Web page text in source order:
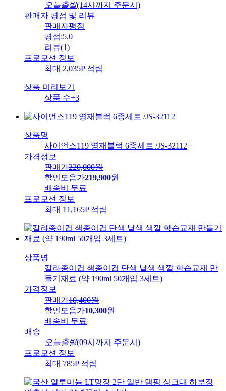
오늘출발(14시까지 주문시)
판매자 평점 및 리뷰
판매자평점
평점:5.0
리뷰(1)
프로모션 정보
최대 2,035P 적립
상품 미리보기
상품 수+3
상품명
사이언스119 영재블럭 6종세트 /JS-32112
가격정보
판매가220,000원
할인모음가219,900원
배송비
무료
프로모션 정보
최대 11,165P 적립
상품명
칼라종이컵 색종이컵 단색 낱색 색깔 학습교재 만
들기재료 (약 190ml 50개입 3세트)
가격정보
판매가10,400원
할인모음가10,300원
배송비
무료
배송
오늘출발(09시까지 주문시)
프로모션 정보
최대 785P 적립